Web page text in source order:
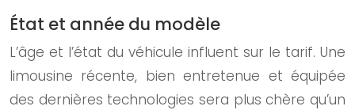
État et année du modèle
L’âge et l’état du véhicule influent sur le tarif. Une
limousine récente, bien entretenue et équipée
des dernières technologies sera plus chère qu’un